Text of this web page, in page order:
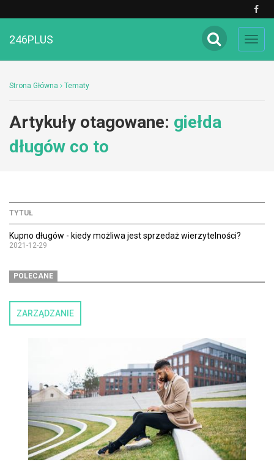
246PLUS
Strona Główna Tematy
Artykuły otagowane: giełda
długów co to
TYTUŁ
Kupno długów - kiedy możliwa jest sprzedaż wierzytelności?
2021-12-29
POLECANE
ZARZĄDZANIE